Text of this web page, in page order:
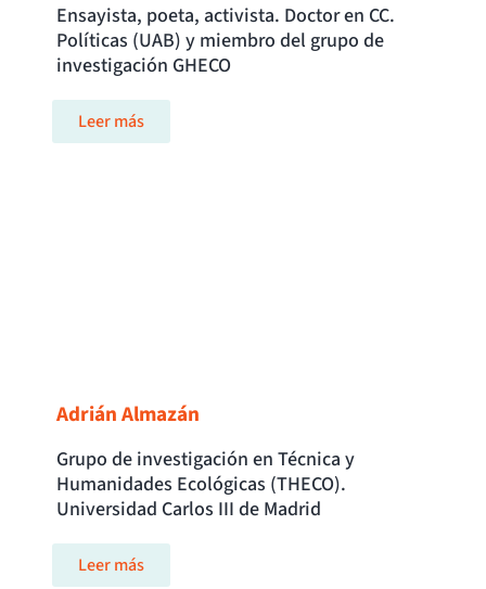
Ensayista, poeta, activista. Doctor en CC.
Políticas (UAB) y miembro del grupo de
investigación GHECO
Leer más
Adrián Almazán
Grupo de investigación en Técnica y
Humanidades Ecológicas (THECO).
Universidad Carlos III de Madrid
Leer más